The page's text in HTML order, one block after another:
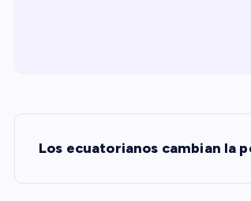
NLos ecuatorianos cambian la